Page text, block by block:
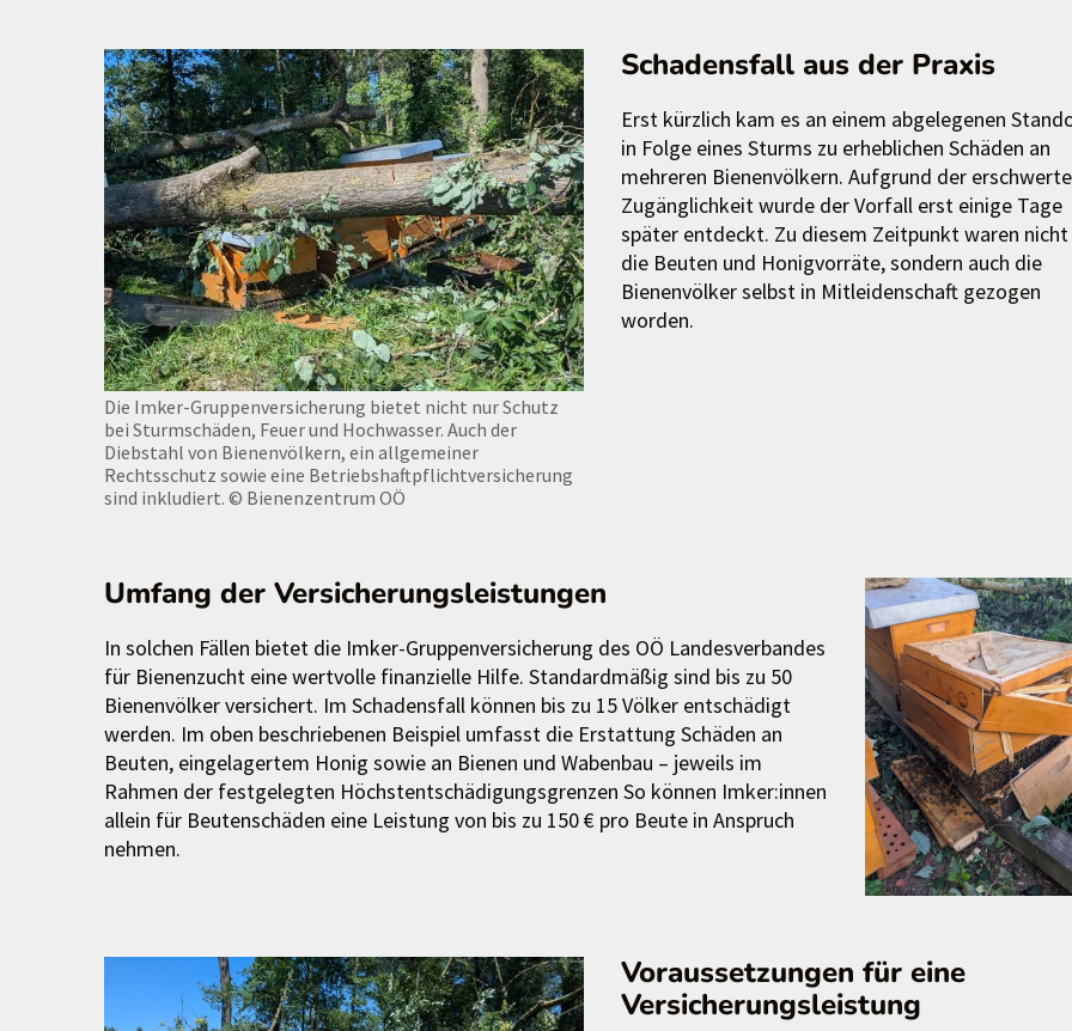
Die Imker-Gruppenversicherung bietet nicht nur Schutz
bei Sturmschäden, Feuer und Hochwasser. Auch der
Diebstahl von Bienenvölkern, ein allgemeiner
Rechtsschutz sowie eine Betriebshaftpflichtversicherung
sind inkludiert. © Bienenzentrum OÖ
Schadensfall aus der Praxis
Erst kürzlich kam es an einem abgelegenen
in Folge eines Sturms zu erheblichen Schäden an
mehreren Bienenvölkern. Aufgrund der
Zugänglichkeit wurde der Vorfall erst einige Tage
später entdeckt. Zu diesem Zeitpunkt waren nicht
die Beuten und Honigvorräte, sondern auch die
Bienenvölker selbst in Mitleidenschaft gezogen
worden.
Umfang der Versicherungsleistungen
In solchen Fällen bietet die Imker-Gruppenversicherung des OÖ Landesverbandes
für Bienenzucht eine wertvolle finanzielle Hilfe. Standardmäßig sind bis zu 50
Bienenvölker versichert. Im Schadensfall können bis zu 15 Völker entschädigt
werden. Im oben beschriebenen Beispiel umfasst die Erstattung Schäden an
Beuten, eingelagertem Honig sowie an Bienen und Wabenbau – jeweils im
Rahmen der festgelegten Höchstentschädigungsgrenzen So können Imker:innen
allein für Beutenschäden eine Leistung von bis zu 150 € pro Beute in Anspruch
nehmen.
Voraussetzungen für eine
Versicherungsleistung